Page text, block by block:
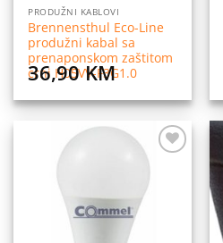
PRODUŽNI KABLOVI
Brennensthul Eco-Line
produžni kabal sa
prenaponskom zaštitom
crni H05VV-F3G1.0
36,90KM